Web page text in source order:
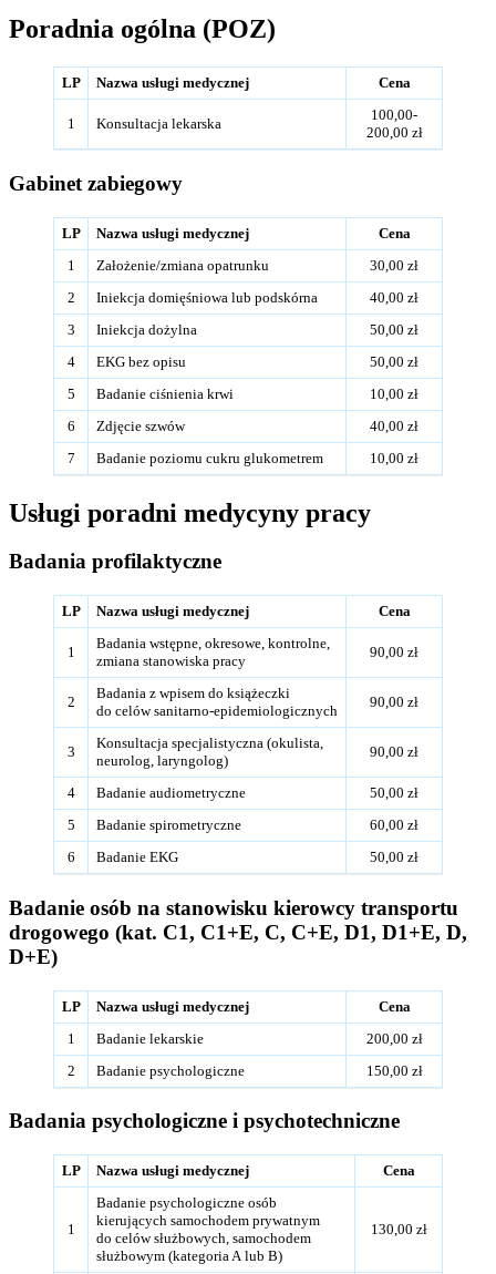
Poradnia ogólna (POZ)
LP Nazwa usługi medycznej Cena
1 Konsultacja lekarska
100,00-
200,00 zł
Gabinet zabiegowy
LP Nazwa usługi medycznej
Cena
1
Założenie/zmiana opatrunku
30,00 zł
2
Iniekcja domięśniowa lub podskórna
40,00 zł
3
Iniekcja dożylna
50,00 zł
4
EKG bez opisu
50,00 zł
5
Badanie ciśnienia krwi
10,00 zł
6
Zdjęcie szwów
40,00 zł
7
Badanie poziomu cukru glukometrem 10,00 zł
Usługi poradni medycyny pracy
Badania profilaktyczne
LP Nazwa usługi medycznej Cena
1
Badania wstępne, okresowe, kontrolne,
zmiana stanowiska pracy
90,00 zł
2
Badania z wpisem do książeczki
do celów sanitarno-epidemiologicznych
90,00 zł
3
Konsultacja specjalistyczna (okulista,
neurolog, laryngolog)
90,00 zł
4 Badanie audiometryczne
50,00 zł
5
Badanie spirometryczne
60,00 zł
6
Badanie EKG 50,00 zł
Badanie osób na stanowisku kierowcy transportu
drogowego (kat. C1, C1+E, C, C+E, D1, D1+E, D,
D+E)
LP Nazwa usługi medycznej
Cena
1
Badanie lekarskie
200,00 zł
2
Badanie psychologiczne 150,00 zł
Badania psychologiczne i psychotechniczne
LP Nazwa usługi medycznej Cena
1
Badanie psychologiczne osób
kierujących samochodem prywatnym
do celów służbowych, samochodem
służbowym (kategoria A lub B)
130,00 zł